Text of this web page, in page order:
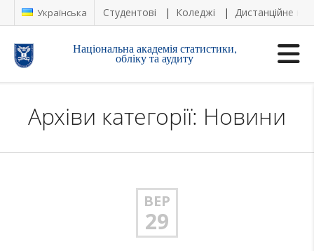
Українська Студентові Коледжі Дистанційне
Національна академія статистики,
обліку та аудиту
Архіви категорії: Новини
ВЕР
29